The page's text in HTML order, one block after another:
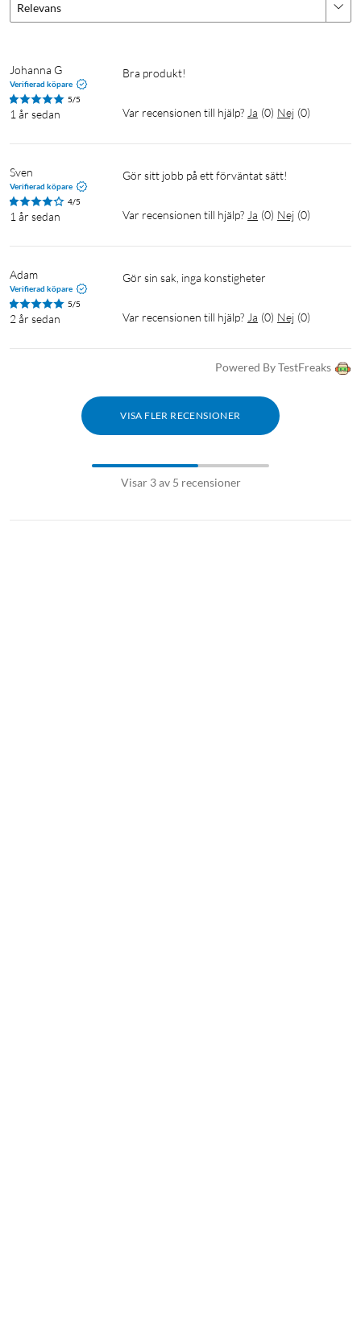
Relevans
Johanna G
Verifierad köpare
5/5
1 år sedan
Bra produkt!
Var recensionen till hjälp? Ja (0) Nej (0)
Sven
Verifierad köpare
4/5
1 år sedan
Gör sitt jobb på ett förväntat sätt!
Var recensionen till hjälp? Ja (0) Nej (0)
Adam
Verifierad köpare
5/5
2 år sedan
Gör sin sak, inga konstigheter
Var recensionen till hjälp? Ja (0) Nej (0)
Powered By TestFreaks
VISA FLER RECENSIONER
Visar 3 av 5 recensioner